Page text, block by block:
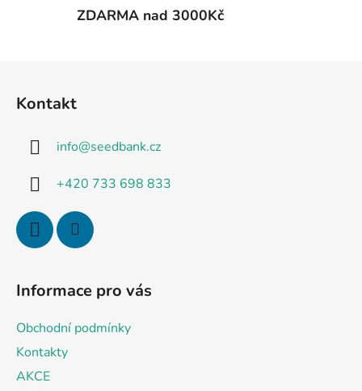
ZDARMA nad 3000Kč
Kontakt
info@seedbank.cz
+420 733 698 833
Informace pro vás
Obchodní podmínky
Kontakty
AKCE